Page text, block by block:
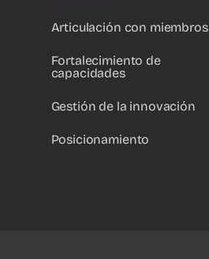
Articulación con miembros
Fortalecimiento de
capacidades
Gestión de la innovación
Posicionamiento